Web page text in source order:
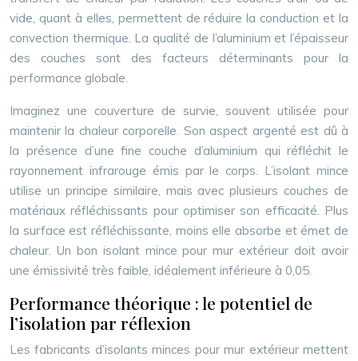
vide, quant à elles, permettent de réduire la conduction et la
convection thermique. La qualité de l’aluminium et l’épaisseur
des couches sont des facteurs déterminants pour la
performance globale.
Imaginez une couverture de survie, souvent utilisée pour
maintenir la chaleur corporelle. Son aspect argenté est dû à
la présence d’une fine couche d’aluminium qui réfléchit le
rayonnement infrarouge émis par le corps. L’isolant mince
utilise un principe similaire, mais avec plusieurs couches de
matériaux réfléchissants pour optimiser son efficacité. Plus
la surface est réfléchissante, moins elle absorbe et émet de
chaleur. Un bon isolant mince pour mur extérieur doit avoir
une émissivité très faible, idéalement inférieure à 0,05.
Performance théorique : le potentiel de
l’isolation par réflexion
Les fabricants d’isolants minces pour mur extérieur mettent